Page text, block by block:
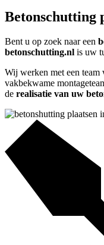
Betonschutting
Bent u op zoek naar een
betonschutting.nl is uw
Wij werken met een team
vakbekwame
de realisatie van uw